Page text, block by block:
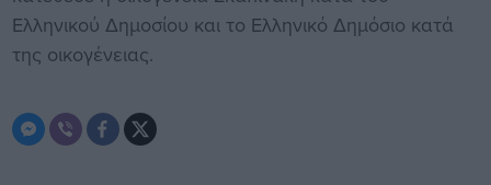
Ελληνικού Δημοσίου και το Ελληνικό Δημόσιο κατά
της οικογένειας.